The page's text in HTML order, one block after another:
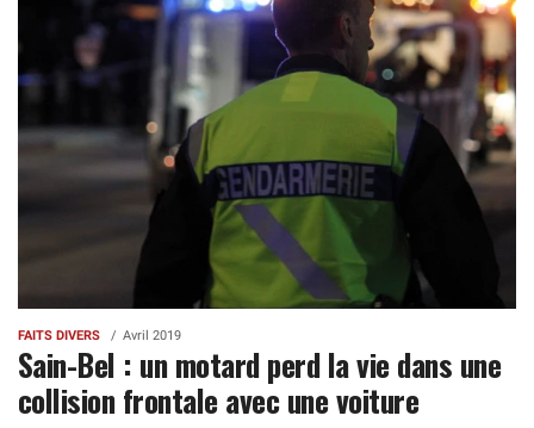
FAITS DIVERS Avril 2019
Sain-Bel : un motard perd la vie dans une
collision frontale avec une voiture